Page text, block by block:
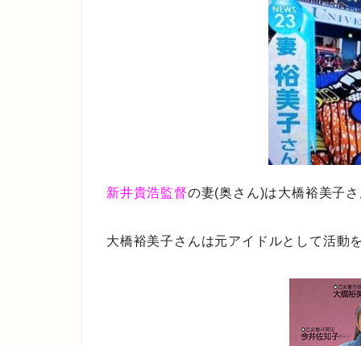
新井貴浩監督の妻(奥さん)は大橋裕美子
大橋裕美子さんは元アイドルとして活動